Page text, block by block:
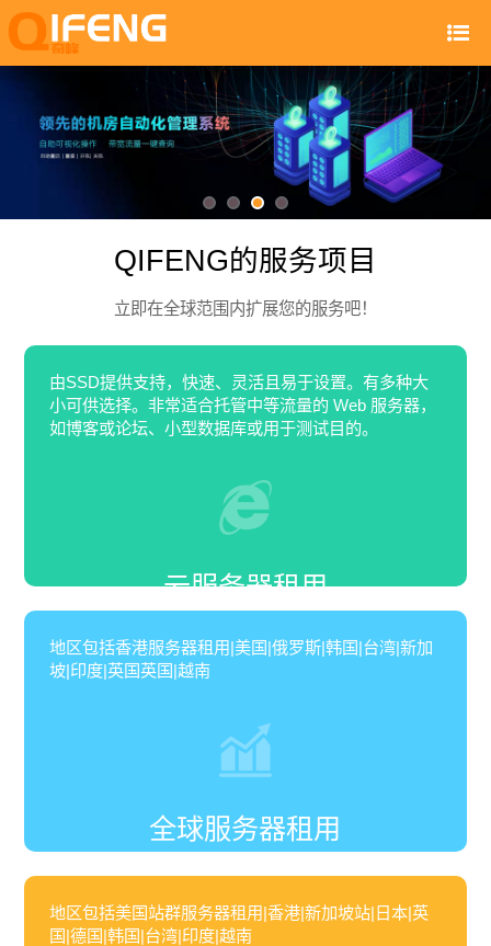
QIFENG的服务项目
立即在全球范围内扩展您的服务吧！
由SSD提供支持，快速、灵活且易于设置。有多种大
小可供选择。非常适合托管中等流量的 Web 服务器，
如博客或论坛、小型数据库或用于测试目的。
云服务器租用
地区包括香港服务器租用|美国|俄罗斯|韩国|台湾|新加
坡|印度|英国英国|越南
全球服务器租用
地区包括美国站群服务器租用|香港|新加坡站|日本|英
国|德国|韩国|台湾|印度|越南